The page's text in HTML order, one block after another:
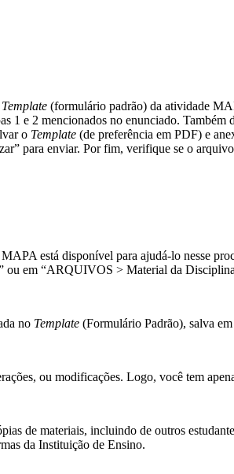
Template (formulário padrão) da atividade
1 e 2 mencionados no enunciado.
o Template (de preferência em PDF) e
para enviar. Por fim, verifique se o
está disponível para ajudá-lo nesse
em “ARQUIVOS > Material da
no Template (Formulário Padrão), salva
ou modificações. Logo, você tem
de materiais, incluindo de outros
da Instituição de Ensino.